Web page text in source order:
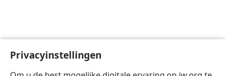
Privacyinstellingen